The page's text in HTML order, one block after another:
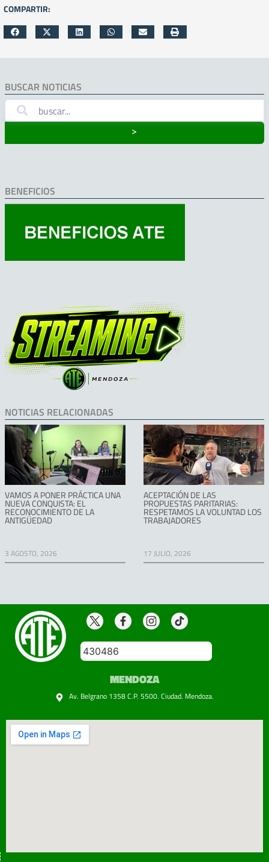
COMPARTIR:
BUSCAR NOTICIAS
˃
BENEFICIOS
NOTICIAS RELACIONADAS
VAMOS A PONER PRÁCTICA UNA
NUEVA CONQUISTA: EL
RECONOCIMIENTO DE LA
ANTIGÜEDAD
3 AGOSTO, 2026
ACEPTACIÓN DE LAS
PROPUESTAS PARITARIAS:
RESPETAMOS LA VOLUNTAD LOS
TRABAJADORES
17 JULIO, 2026
430486
MENDOZA
Av. Belgrano 1358 C.P. 5500. Ciudad. Mendoza.